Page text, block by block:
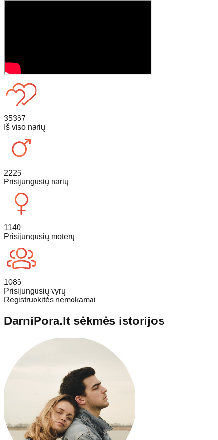
35367
Iš viso narių
2226
Prisijungusių narių
1140
Prisijungusių moterų
1086
Prisijungusių vyrų
Registruokitės nemokamai
DarniPora.lt sėkmės istorijos